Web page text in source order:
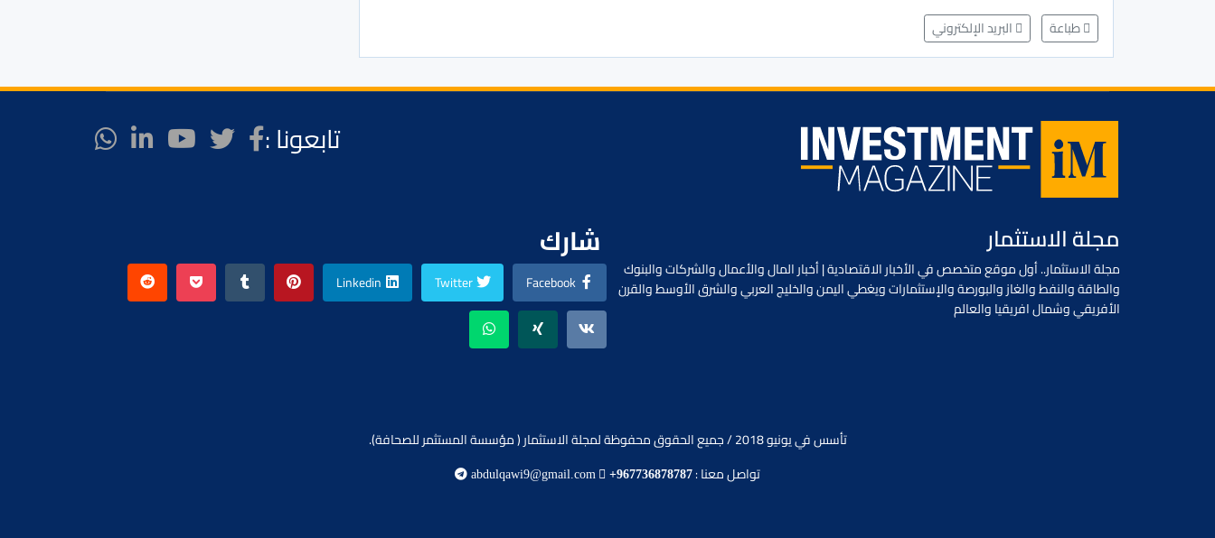
طباعة البريد الإلكتروني
تابعونا :
مجلة الاستثمار
مجلة الاستثمار.. أول موقع متخصص في الأخبار الاقتصادية | أخبار المال والأعمال والشركات والبنوك
والطاقة والنفط والغاز والبورصة والإستثمارات ويغطي اليمن والخليج العربي والشرق الأوسط والقرن
الأفريقي وشمال افريقيا والعالم
شارك
Facebook
Twitter
Linkedin
تأسس في يونيو 2018 / جميع الحقوق محفوظة لمجلة الاستثمار ( مؤسسة المستثمر للصحافة).
تواصل معنا : +967736878787
abdulqawi9@gmail.com